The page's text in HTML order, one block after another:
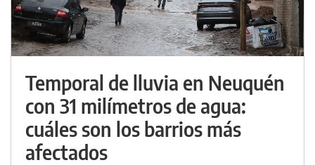
Temporal de lluvia en Neuquén
con 31 milímetros de agua:
cuáles son los barrios más
afectados